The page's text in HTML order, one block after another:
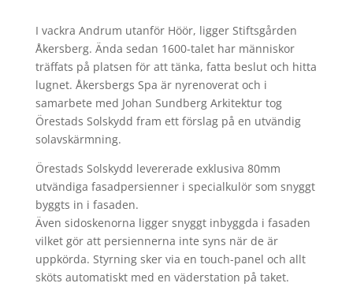
I vackra Andrum utanför Höör, ligger Stiftsgården
Åkersberg. Ända sedan 1600-talet har människor
träffats på platsen för att tänka, fatta beslut och hitta
lugnet. Åkersbergs Spa är nyrenoverat och i
samarbete med Johan Sundberg Arkitektur tog
Örestads Solskydd fram ett förslag på en utvändig
solavskärmning.
Örestads Solskydd levererade exklusiva 80mm
utvändiga fasadpersienner i specialkulör som snyggt
byggts in i fasaden.
Även sidoskenorna ligger snyggt inbyggda i fasaden
vilket gör att persiennerna inte syns när de är
uppkörda. Styrning sker via en touch-panel och allt
sköts automatiskt med en väderstation på taket.